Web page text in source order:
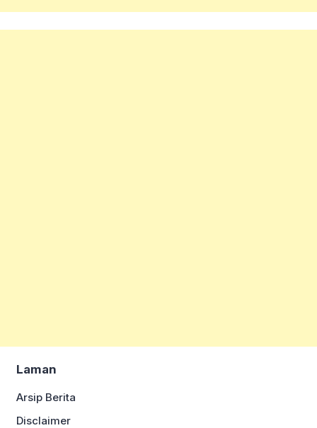
Laman
Arsip Berita
Disclaimer